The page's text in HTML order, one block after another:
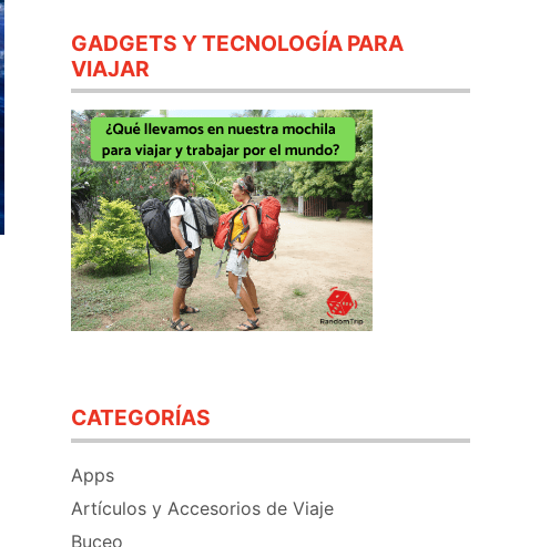
GADGETS Y TECNOLOGÍA PARA
VIAJAR
CATEGORÍAS
Apps
Artículos y Accesorios de Viaje
Buceo